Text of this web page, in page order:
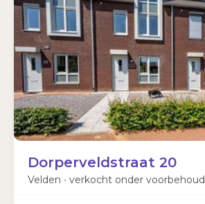
Dorperveldstraat 20
Velden ∙ verkocht onder voorbehoud